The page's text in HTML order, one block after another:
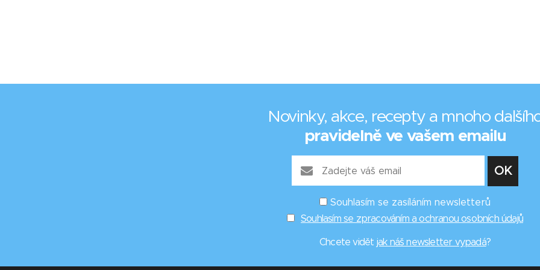
Novinky, akce, recepty a mnoho
pravidelně ve vašem emailu
Souhlasím se zasíláním newsletterů
Souhlasím se zpracováním a ochranou osobních údajů
Chcete vidět jak náš newsletter vypadá?